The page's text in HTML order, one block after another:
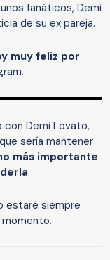
fanáticos, Demi
de su ex pareja.
muy feliz por
Demi Lovato,
sería mantener
más importante
.
estaré siempre
momento.